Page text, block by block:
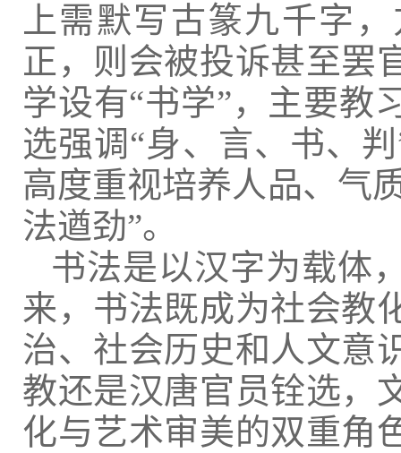
上需默写古篆九千字
正，则会被投诉甚至罢
学设有“书学”，主要教
选强调“身、言、书、
高度重视培养人品、气
法遒劲”。
书法是以汉字为载体
来，书法既成为社会教
治、社会历史和人文意
教还是汉唐官员铨选，
化与艺术审美的双重角